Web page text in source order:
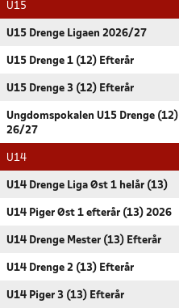
U15
U15 Drenge Ligaen 2026/27
U15 Drenge 1 (12) Efterår
U15 Drenge 3 (12) Efterår
Ungdomspokalen U15 Drenge (12)
26/27
U14
U14 Drenge Liga Øst 1 helår (13)
U14 Piger Øst 1 efterår (13) 2026
U14 Drenge Mester (13) Efterår
U14 Drenge 2 (13) Efterår
U14 Piger 3 (13) Efterår